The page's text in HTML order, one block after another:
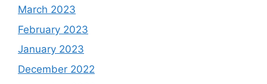
March 2023
February 2023
January 2023
December 2022